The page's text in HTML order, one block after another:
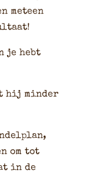
meteen
je hebt
hij minder
om tot
in de